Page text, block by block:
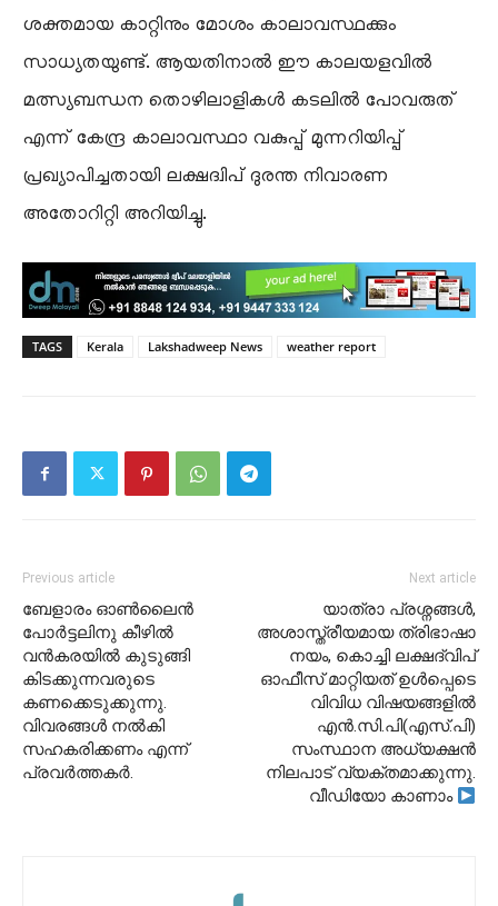
ശക്തമായ കാറ്റിനും മോശം കാലാവസ്ഥക്കും
സാധ്യതയുണ്ട്. ആയതിനാൽ ഈ കാലയളവിൽ
മത്സ്യബന്ധന തൊഴിലാളികൾ കടലിൽ പോവരുത്
എന്ന് കേന്ദ്ര കാലാവസ്ഥാ വകുപ്പ് മുന്നറിയിപ്പ്
പ്രഖ്യാപിച്ചതായി ലക്ഷദ്വിപ് ദുരന്ത നിവാരണ
അതോറിറ്റി അറിയിച്ചു.
TAGS Kerala Lakshadweep News weather report
Previous article
ബേളാരം ഓൺലൈൻ
പോർട്ടലിനു കീഴിൽ
വൻകരയിൽ കുടുങ്ങി
കിടക്കുന്നവരുടെ
കണക്കെടുക്കുന്നു.
വിവരങ്ങൾ നൽകി
സഹകരിക്കണം എന്ന്
പ്രവർത്തകർ.
Next article
യാത്രാ പ്രശ്നങ്ങൾ,
അശാസ്ത്രീയമായ ത്രിഭാഷാ
നയം, കൊച്ചി ലക്ഷദ്വിപ്
ഓഫീസ് മാറ്റിയത് ഉൾപ്പെടെ
വിവിധ വിഷയങ്ങളിൽ
എൻ.സി.പി(എസ്.പി)
സംസ്ഥാന അധ്യക്ഷൻ
നിലപാട് വ്യക്തമാക്കുന്നു.
വീഡിയോ കാണാം